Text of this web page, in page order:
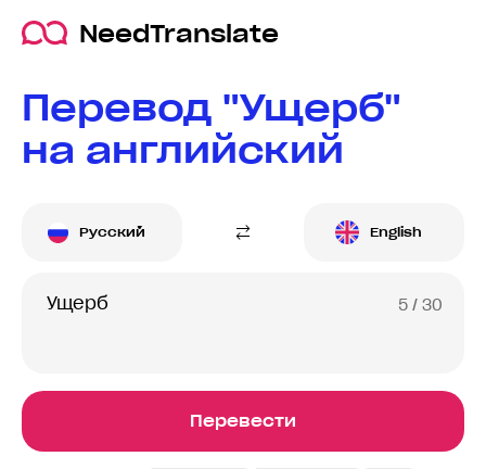
NeedTranslate
Перевод "Ущерб"
на английский
Русский English
5 / 30
Перевести